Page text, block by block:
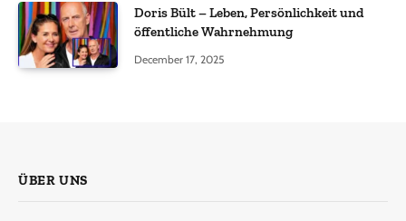
Doris Bült – Leben, Persönlichkeit und
öffentliche Wahrnehmung
December 17, 2025
ÜBER UNS